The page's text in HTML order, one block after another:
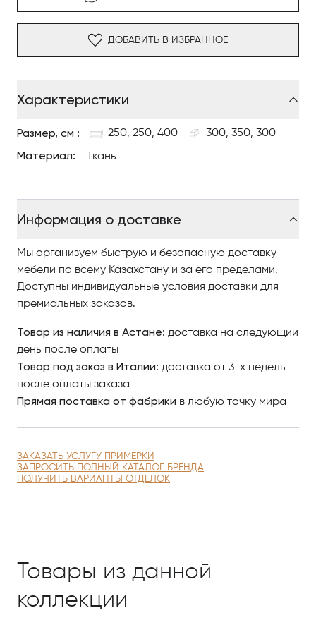
Особенности:
Доступен в трёх цветовых вариантах: Milk, Stone и
Вдохновлён декоративными барельефами
индивидуальные размеры по запросу.
ДОБАВИТЬ В ИЗБРАННОЕ
Характеристики
Размер, см : 250, 250, 400 300, 350, 300
Материал: Ткань
Информация о доставке
Мы организуем быструю и безопасную доставку
мебели по всему Казахстану и за его пределами.
Доступны индивидуальные условия доставки для
премиальных заказов.
Товар из наличия в Астане: доставка на следующий
день после оплаты
Товар под заказ в Италии: доставка от 3-х недель
после оплаты заказа
Прямая поставка от фабрики в любую точку мира
ЗАКАЗАТЬ УСЛУГУ ПРИМЕРКИ
ЗАПРОСИТЬ ПОЛНЫЙ КАТАЛОГ БРЕНДА
ПОЛУЧИТЬ ВАРИАНТЫ ОТДЕЛОК
Товары из данной
коллекции